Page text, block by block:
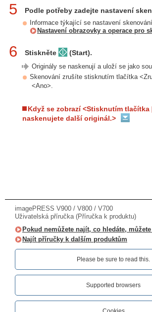
5 Podle potřeby zadejte nastavení
Informace týkající se nastavení
Nastavení obrazovky a operace pro
6 Stiskněte (Start).
Originály se naskenují a uloží se jako
Skenování zrušíte stisknutím tlačítka
<Ano>.
Když se zobrazí <Stisknutím tlačítka
naskenujete další originál.>
imagePRESS V900 / V800 / V700
Uživatelská příručka (Příručka k produktu)
Pokud nemůžete najít, co hledáte,
Najít příručky k dalším produktům
Please be sure to read this.‎
Supported browsers